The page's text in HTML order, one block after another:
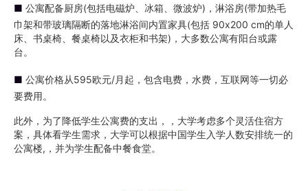
■ 公寓配备厨房(包括电磁炉、冰箱、微波炉)，淋浴房(带加热毛
巾架和带玻璃隔断的落地淋浴间内置家具(包括 90x200 cm的单人
床、书桌椅、餐桌椅以及衣柜和书架)，大多数公寓有阳台或露
台。
■ 公寓价格从595欧元/月起，包含电费，水费，互联网等一切必
要费用。
此外，为了降低学生公寓费的支出，，大学考虑多个灵活住宿方
案，具体看学生需求，大学可以根据中国学生入学人数安排统一的
公寓楼,，并为学生配备中餐食堂。